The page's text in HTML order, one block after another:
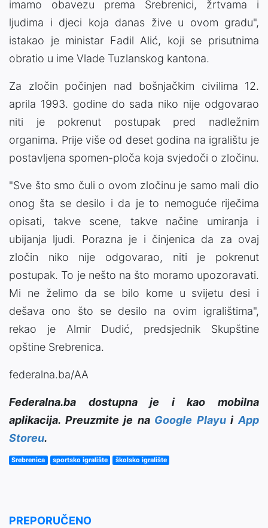
imamo obavezu prema Srebrenici, žrtvama i
ljudima i djeci koja danas žive u ovom gradu",
istakao je ministar Fadil Alić, koji se prisutnima
obratio u ime Vlade Tuzlanskog kantona.
Za zločin počinjen nad bošnjačkim civilima 12.
aprila 1993. godine do sada niko nije odgovarao
niti je pokrenut postupak pred nadležnim
organima. Prije više od deset godina na igralištu je
postavljena spomen-ploča koja svjedoči o zločinu.
"Sve što smo čuli o ovom zločinu je samo mali dio
onog šta se desilo i da je to nemoguće riječima
opisati, takve scene, takve načine umiranja i
ubijanja ljudi. Porazna je i činjenica da za ovaj
zločin niko nije odgovarao, niti je pokrenut
postupak. To je nešto na što moramo upozoravati.
Mi ne želimo da se bilo kome u svijetu desi i
dešava ono što se desilo na ovim igralištima",
rekao je Almir Dudić, predsjednik Skupštine
opštine Srebrenica.
federalna.ba/AA
Federalna.ba dostupna je i kao mobilna
aplikacija. Preuzmite je na Google PlayuiApp
Storeu.
Srebrenica sportsko igralište školsko igralište
PREPORUČENO